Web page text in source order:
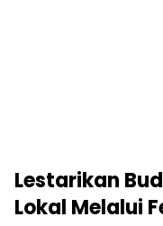
Lestarikan
Lokal Melalui